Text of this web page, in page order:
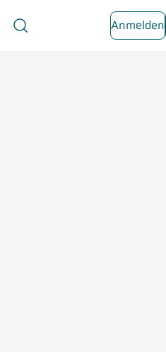
Anmelden